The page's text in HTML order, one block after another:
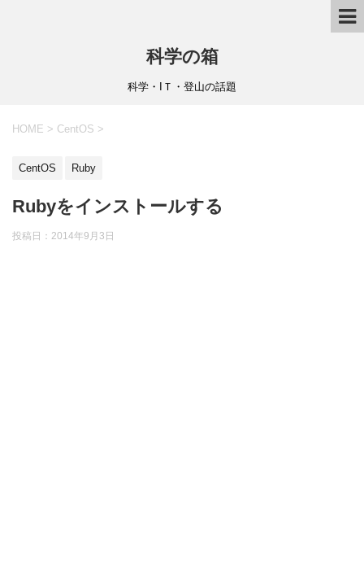
科学の箱
科学・IＴ・登山の話題
HOME > CentOS >
CentOS Ruby
Rubyをインストールする
投稿日： 2014年9月3日